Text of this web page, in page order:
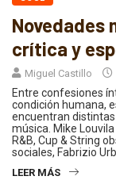
Novedades
crítica y
Miguel Castillo
Entre confesiones
condición humana,
encuentran
música. Mike
R&B, Cup & String
sociales, Fabrizio
LEER MÁS